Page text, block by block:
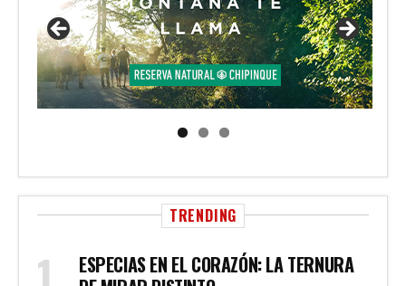
TRENDING
ESPECIAS EN EL CORAZÓN: LA TERNURA